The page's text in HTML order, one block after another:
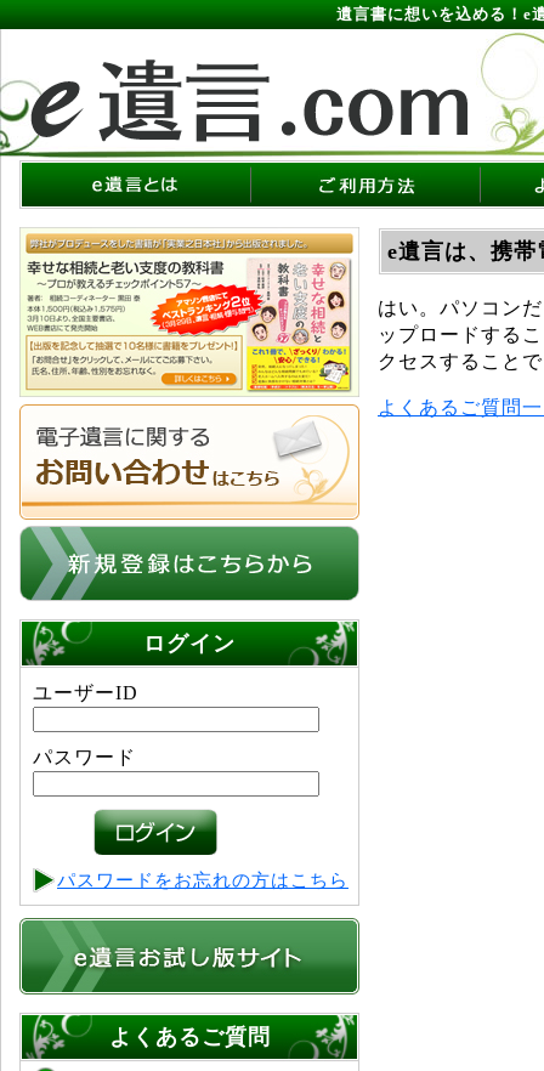
遺言書に想いを込める！e
e遺言は、携
はい。パソコン
ップロードする
クセスすること
よくあるご質問
ログイン
ユーザーID
パスワード
パスワードをお忘れの方はこちら
よくあるご質問